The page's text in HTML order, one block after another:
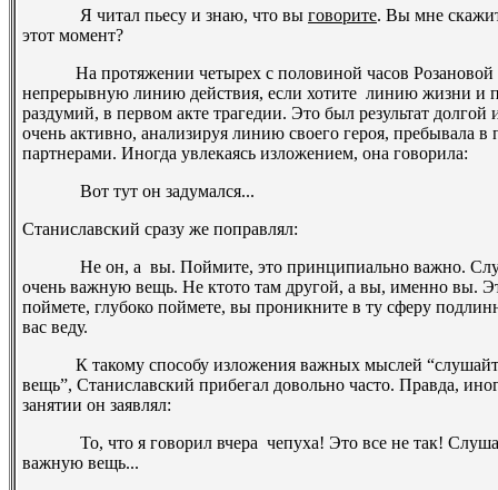
­ Я читал пьесу и знаю, что вы говорите. Вы мне
этот момент?
На протяжении четырех с половиной часов Розановой
непрерывную линию действия, если хотите ­ линию жизни и
раздумий, в первом акте трагедии. Это был результат
очень активно, анализируя линию своего героя, пребывала
партнерами. Иногда увлекаясь изложением, она говорила:
­ Вот тут он задумался...
Станиславский сразу же поправлял:
Не он, а вы. Поймите, это принципиально важно.
очень важную вещь. Не кто­то там другой, а вы, именно вы.
поймете, глубоко поймете, вы проникните в ту сферу
вас веду.
К такому способу изложения важных мыслей
вещь”, Станиславский прибегал довольно часто. Правда,
занятии он заявлял:
То, что я говорил вчера ­ чепуха! Это все не так!
важную вещь...